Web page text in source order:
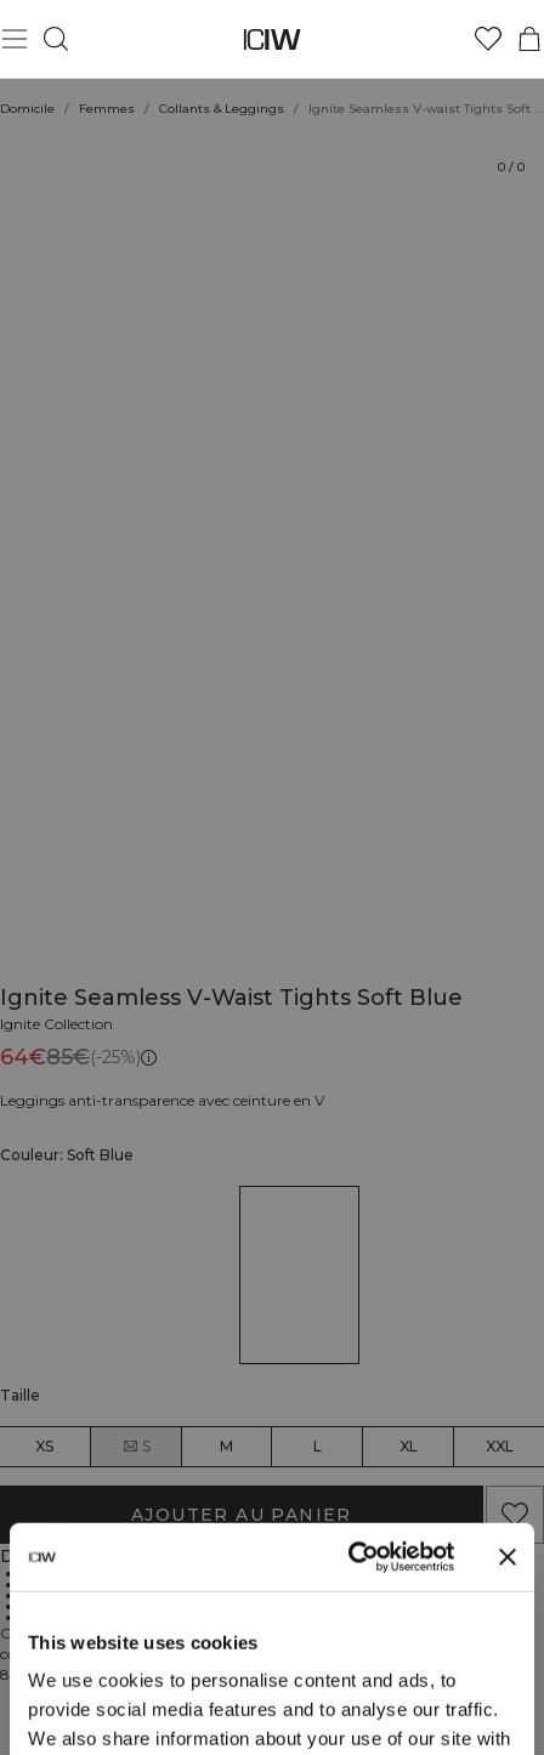
This website uses cookies
We use cookies to personalise content and ads, to
provide social media features and to analyse our traffic.
We also share information about your use of our site with
Domicile / Femmes / Collants & Leggings / Ignite Seamless V-waist Tights Soft Blue
0 / 0
Ignite Seamless V-Waist Tights Soft Blue
Ignite Collection
64€85€(-25%)
Leggings anti-transparence avec ceinture en V
Couleur: Soft Blue
Taille
XS S M L XL XXL
AJOUTER AU PANIER
Description
SWEATTECH™
Conçus avec une ceinture avant en forme de V flatteuse, ces leggings sans
couture à taille haute offrent un ajustement serré et sculptant. Fabriqués en
88% polyamide et 12% Lycra, ils disposent d'une extensibilité
multidirectionnelle et de la technologie SWEATTECH™ pour vous garder au
frais et au sec. Anti-transparence et ultra-soutenants, ils sont conçus pour
l'entraînement et le mouvement.
Aspects techniques